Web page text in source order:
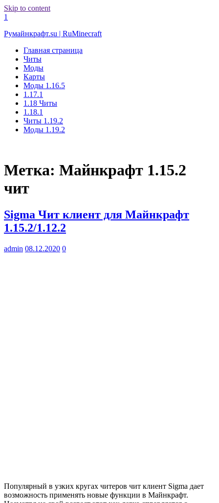
Skip to content
1
Румайнкрафт.su | RuMinecraft
Главная страница
Читы
Моды
Карты
Моды 1.16.5
1.17.1
1.18 Читы
1.18.1
Читы 1.19.2
Моды 1.19.2
Метка: Майнкрафт 1.15.2
чит
Sigma Чит клиент для Майнкрафт
1.15.2/1.12.2
admin 08.12.2020 0
Популярный в узких кругах читеров чит клиент Sigma дает
возможность применять новые функции в Майнкрафт.